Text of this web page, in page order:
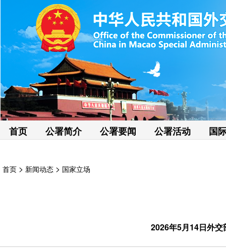
首页 公署简介 公署要闻 公署活动 国
首页 > 新闻动态 > 国家立场
2026年5月14日外